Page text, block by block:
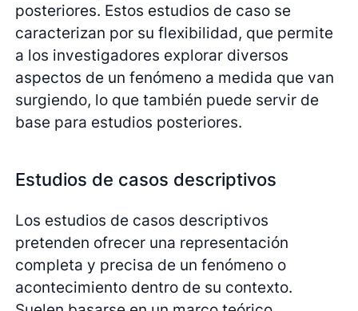
posteriores. Estos estudios de caso se
caracterizan por su flexibilidad, que permite
a los investigadores explorar diversos
aspectos de un fenómeno a medida que van
surgiendo, lo que también puede servir de
base para estudios posteriores.
Estudios de casos descriptivos
Los estudios de casos descriptivos
pretenden ofrecer una representación
completa y precisa de un fenómeno o
acontecimiento dentro de su contexto.